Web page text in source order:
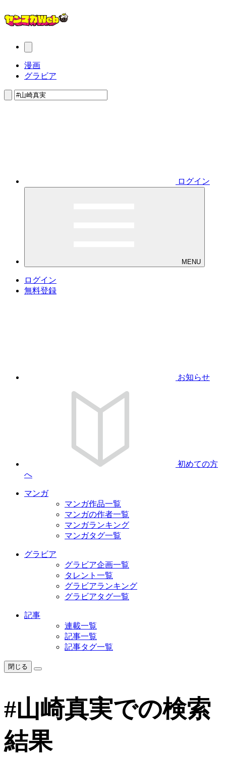
漫画
グラビア
ログイン
MENU
ログイン
無料登録
お知らせ
初めての方
へ
マンガ
マンガ作品一覧
マンガの作者一覧
マンガランキング
マンガタグ一覧
グラビア
グラビア企画一覧
タレント一覧
グラビアランキング
グラビアタグ一覧
記事
連載一覧
記事一覧
記事タグ一覧
閉じる
#山崎真実での検索
結果